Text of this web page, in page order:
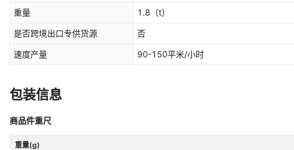
重量 1.8 （t）
是否跨境出口专供货源 否
速度产量 90-150平米/小时
包装信息
商品件重尺
重量(g)